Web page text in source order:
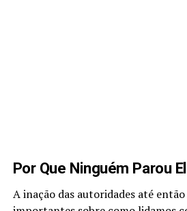
Por Que Ninguém Parou
A inação das autoridades até